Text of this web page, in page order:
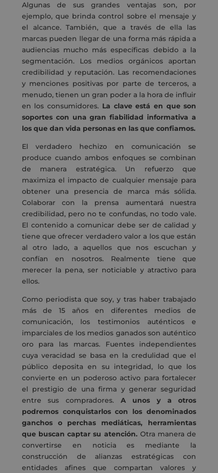
Algunas de sus grandes ventajas son, por
ejemplo, que brinda control sobre el mensaje y
el alcance. También, que a través de ella las
marcas pueden llegar de una forma más rápida a
audiencias mucho más específicas debido a la
segmentación. Los medios orgánicos aportan
credibilidad y reputación. Las recomendaciones
y menciones positivas por parte de terceros, a
menudo, tienen un gran poder a la hora de influir
en los consumidores. La clave está en que son
soportes con una gran fiabilidad informativa a
los que dan vida personas en las que confiamos.
El verdadero hechizo en comunicación se
produce cuando ambos enfoques se combinan
de manera estratégica. Un refuerzo que
maximiza el impacto de cualquier mensaje para
obtener una presencia de marca más sólida.
Colaborar con la prensa aumentará nuestra
credibilidad, pero no te confundas, no todo vale.
El contenido a comunicar debe ser de calidad y
tiene que ofrecer verdadero valor a los que están
al otro lado, a aquellos que nos escuchan y
confían en nosotros. Realmente tiene que
merecer la pena, ser noticiable y atractivo para
ellos.
Como periodista que soy, y tras haber trabajado
más de 15 años en diferentes medios de
comunicación, los testimonios auténticos e
imparciales de los medios ganados son auténtico
oro para las marcas. Fuentes independientes
cuya veracidad se basa en la credulidad que el
público deposita en su integridad, lo que los
convierte en un poderoso activo para fortalecer
el prestigio de una firma y generar seguridad
entre sus compradores.
A unos y a otros
podremos conquistarlos con los denominados
ganchos o perchas mediáticas, herramientas
que buscan captar su atención. Otra manera de
convertirse en noticia es mediante la
construcción de alianzas estratégicas con
entidades afines que compartan valores y